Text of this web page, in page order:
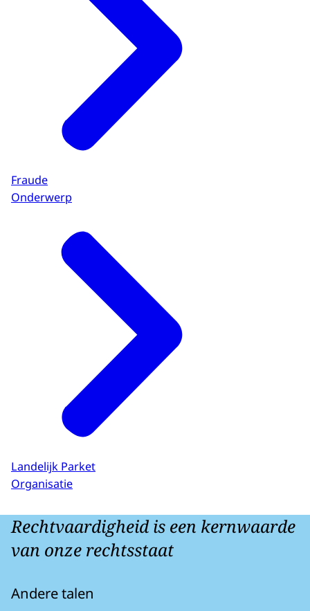
Fraude
Onderwerp
Landelijk Parket
Organisatie
Rechtvaardigheid is een kernwaarde
van onze rechtsstaat
Andere talen